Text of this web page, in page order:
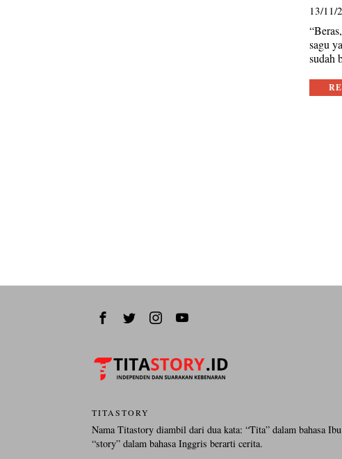
13/11/
sagu
sudah
TITASTORY
Nama Titastory diambil dari dua kata: “Tita” dalam bahasa
“story” dalam bahasa Inggris berarti cerita.